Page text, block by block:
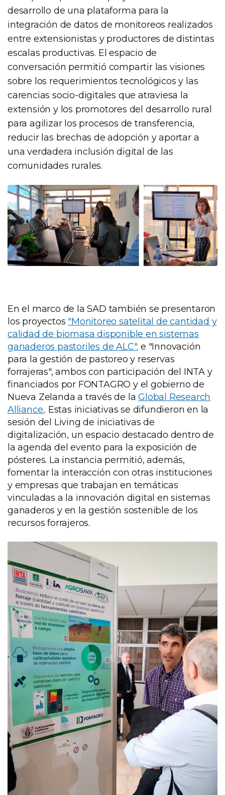
desarrollo de una plataforma para la
integración de datos de monitoreos realizados
entre extensionistas y productores de distintas
escalas productivas. El espacio de
conversación permitió compartir las visiones
sobre los requerimientos tecnológicos y las
carencias socio-digitales que atraviesa la
extensión y los promotores del desarrollo rural
para agilizar los procesos de transferencia,
reducir las brechas de adopción y aportar a
una verdadera inclusión digital de las
comunidades rurales.
En el marco de la SAD también se presentaron
los proyectos "Monitoreo satelital de cantidad y
calidad de biomasa disponible en sistemas
ganaderos pastoriles de ALC". e "Innovación
para la gestión de pastoreo y reservas
forrajeras", ambos con participación del INTA y
financiados por FONTAGRO y el gobierno de
Nueva Zelanda a través de laGlobal Research
Alliance.. Estas iniciativas se difundieron en la
sesión del Living de iniciativas de
digitalización, un espacio destacado dentro de
la agenda del evento para la exposición de
pósteres. La instancia permitió, además,
fomentar la interacción con otras instituciones
y empresas que trabajan en temáticas
vinculadas a la innovación digital en sistemas
ganaderos y en la gestión sostenible de los
recursos forrajeros.